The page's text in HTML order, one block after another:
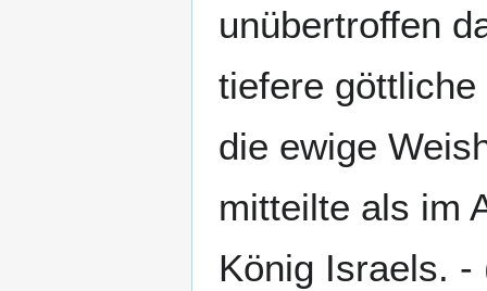
unübertroffen
tiefere
die ewige
mitteilte als im
König Israels. -